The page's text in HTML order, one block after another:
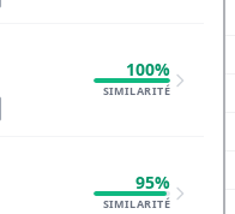
100%
SIMILARITÉ
95%
SIMILARITÉ